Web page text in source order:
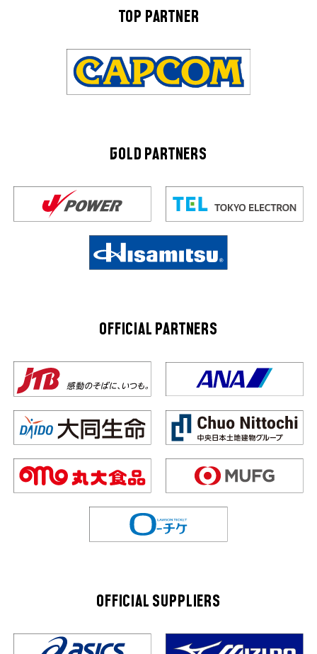
TOP PARTNER
GOLD PARTNERS
OFFICIAL PARTNERS
OFFICIAL SUPPLIERS